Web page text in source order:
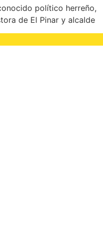
político herreño,
de El Pinar y alcalde